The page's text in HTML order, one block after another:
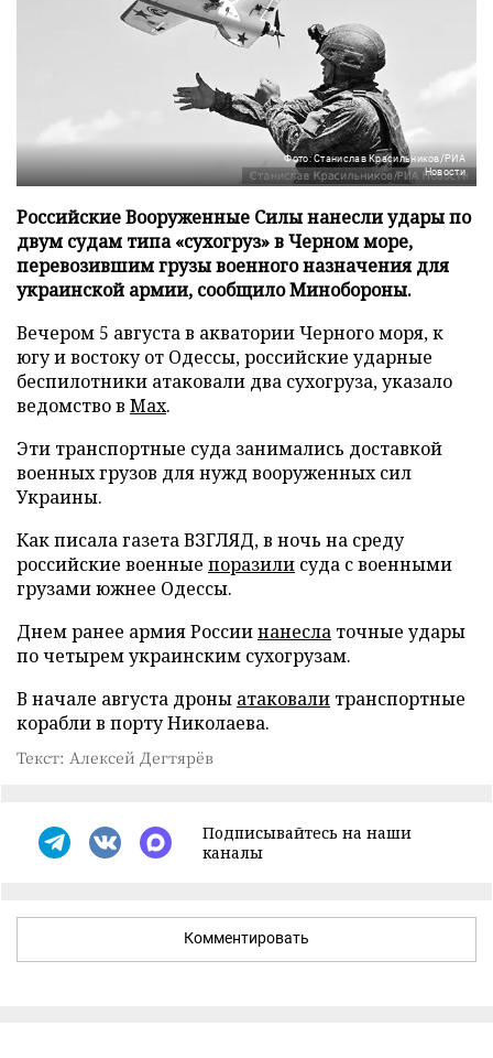
Фото: Станислав Красильников/РИА
Новости
Российские Вооруженные Силы нанесли удары по
двум судам типа «сухогруз» в Черном море,
перевозившим грузы военного назначения для
украинской армии, сообщило Минобороны.
Вечером 5 августа в акватории Черного моря, к
югу и востоку от Одессы, российские ударные
беспилотники атаковали два сухогруза, указало
ведомство в Max.
Эти транспортные суда занимались доставкой
военных грузов для нужд вооруженных сил
Украины.
Как писала газета ВЗГЛЯД, в ночь на среду
российские военные поразили суда с военными
грузами южнее Одессы.
Днем ранее армия Россиинанесла точные удары
по четырем украинским сухогрузам.
В начале августа дроны атаковали транспортные
корабли в порту Николаева.
Текст: Алексей Дегтярёв
Подписывайтесь на наши
каналы
Комментировать